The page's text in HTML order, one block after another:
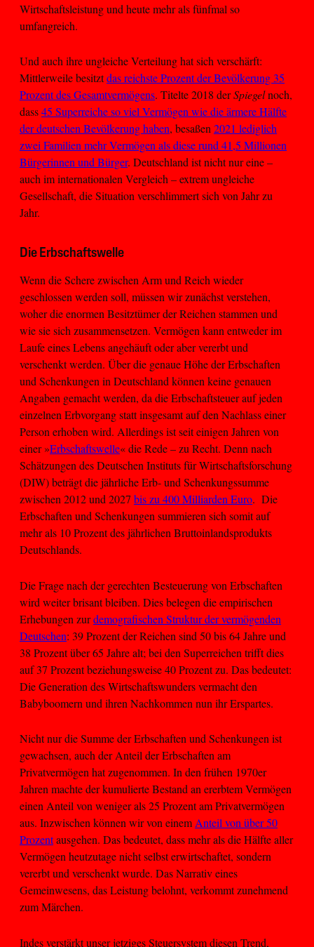
Wirtschaftsleistung und heute mehr als fünfmal so
umfangreich.
Und auch ihre ungleiche Verteilung hat sich verschärft:
Mittlerweile besitztdas reichste Prozent der Bevölkerung 35
Prozent des Gesamtvermögens. Titelte 2018 derSpiegelnoch,
dass45 Superreiche so viel Vermögen wie die ärmere Hälfte
der deutschen Bevölkerung haben, besaßen 2021 lediglich
zwei Familien mehr Vermögen als diese rund 41,5 Millionen
Bürgerinnen und Bürger. Deutschland ist nicht nur eine –
auch im internationalen Vergleich – extrem ungleiche
Gesellschaft, die Situation verschlimmert sich von Jahr zu
Jahr.
Die Erbschaftswelle
Wenn die Schere zwischen Arm und Reich wieder
geschlossen werden soll, müssen wir zunächst verstehen,
woher die enormen Besitztümer der Reichen stammen und
wie sie sich zusammensetzen. Vermögen kann entweder im
Laufe eines Lebens angehäuft oder aber vererbt und
verschenkt werden. Über die genaue Höhe der Erbschaften
und Schenkungen in Deutschland können keine genauen
Angaben gemacht werden, da die Erbschaftsteuer auf jeden
einzelnen Erbvorgang statt insgesamt auf den Nachlass einer
Person erhoben wird. Allerdings ist seit einigen Jahren von
einer »Erbschaftswelle« die Rede – zu Recht. Denn nach
Schätzungen des Deutschen Instituts für Wirtschaftsforschung
(DIW) beträgt die jährliche Erb- und Schenkungssumme
zwischen 2012 und 2027 bis zu 400 Milliarden Euro. Die
Erbschaften und Schenkungen summieren sich somit auf
mehr als 10 Prozent des jährlichen Bruttoinlandsprodukts
Deutschlands.
Die Frage nach der gerechten Besteuerung von Erbschaften
wird weiter brisant bleiben. Dies belegen die empirischen
Erhebungen zurdemografischen Struktur der vermögenden
Deutschen: 39 Prozent der Reichen sind 50 bis 64 Jahre und
38 Prozent über 65 Jahre alt; bei den Superreichen trifft dies
auf 37 Prozent beziehungsweise 40 Prozent zu. Das bedeutet:
Die Generation des Wirtschaftswunders vermacht den
Babyboomern und ihren Nachkommen nun ihr Erspartes.
Nicht nur die Summe der Erbschaften und Schenkungen ist
gewachsen, auch der Anteil der Erbschaften am
Privatvermögen hat zugenommen. In den frühen 1970er
Jahren machte der kumulierte Bestand an ererbtem Vermögen
einen Anteil von weniger als 25 Prozent am Privatvermögen
aus. Inzwischen können wir von einem Anteil von über 50
Prozentausgehen. Das bedeutet, dass mehr als die Hälfte aller
Vermögen heutzutage nicht selbst erwirtschaftet, sondern
vererbt und verschenkt wurde. Das Narrativ eines
Gemeinwesens, das Leistung belohnt, verkommt zunehmend
zum Märchen.
Indes verstärkt unser jetziges Steuersystem diesen Trend,